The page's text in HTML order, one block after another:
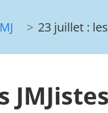
23 juillet :
JMJistes